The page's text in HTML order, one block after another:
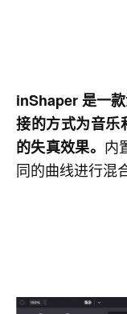
inShaper 是一
接的方式为音乐
的失真效果。 内
同的曲线进行混